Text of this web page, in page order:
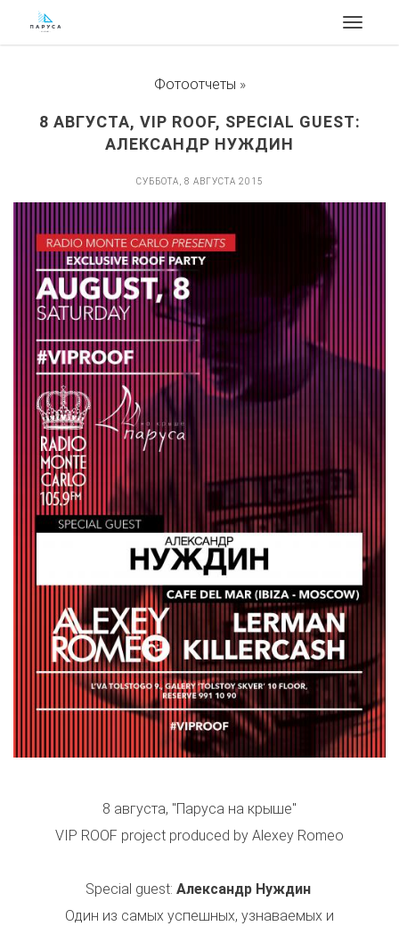
Toggle
Фотоотчеты »
8 АВГУСТА, VIP ROOF, SPECIAL GUEST:
АЛЕКСАНДР НУЖДИН
СУББОТА, 8 АВГУСТА 2015
8 августа, "Паруса на крыше"
VIP ROOF project produced by Alexey Romeo
Special guest: Александр Нуждин
Один из самых успешных, узнаваемых и